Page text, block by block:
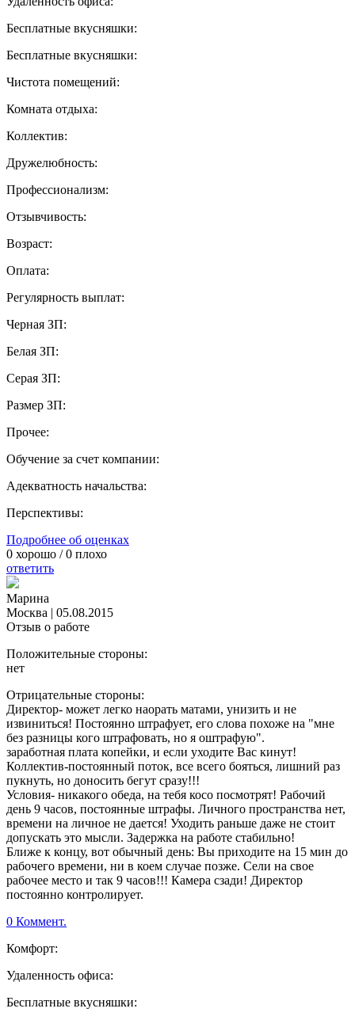
Бесплатные вкусняшки:
Бесплатные вкусняшки:
Чистота помещений:
Комната отдыха:
Коллектив:
Дружелюбность:
Профессионализм:
Отзывчивость:
Возраст:
Оплата:
Регулярность выплат:
Черная ЗП:
Белая ЗП:
Серая ЗП:
Размер ЗП:
Прочее:
Обучение за счет компании:
Адекватность начальства:
Перспективы:
Подробнее об оценках
0 хорошо /0 плохо
ответить
Марина
Москва | 05.08.2015
Отзыв о работе
Положительные стороны:
нет
Отрицательные стороны:
Директор- может легко наорать матами, унизить и не
извиниться! Постоянно штрафует, его слова похоже на "мне
без разницы кого штрафовать, но я оштрафую".
заработная плата копейки, и если уходите Вас кинут!
Коллектив-постоянный поток, все всего бояться, лишний раз
пукнуть, но доносить бегут сразу!!!
Условия- никакого обеда, на тебя косо посмотрят! Рабочий
день 9 часов, постоянные штрафы. Личного пространства нет,
времени на личное не дается! Уходить раньше даже не стоит
допускать это мысли. Задержка на работе стабильно!
Ближе к концу, вот обычный день: Вы приходите на 15 мин до
рабочего времени, ни в коем случае позже. Сели на свое
рабочее место и так 9 часов!!! Камера сзади! Директор
постоянно контролирует.
0 Коммент.
Комфорт:
Удаленность офиса:
Бесплатные вкусняшки: